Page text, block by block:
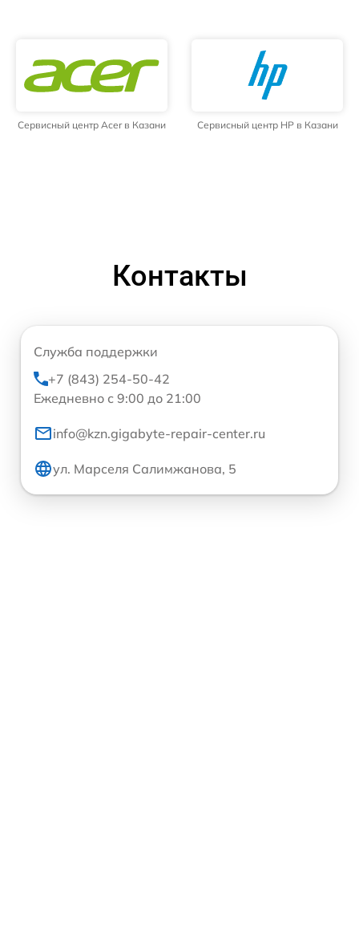
Сервисный центр Acer в Казани Сервисный центр HP в Казани
Контакты
Служба поддержки
+7 (843) 254-50-42
Ежедневно с 9:00 до 21:00
info@kzn.gigabyte-repair-center.ru
ул. Марселя Салимжанова, 5